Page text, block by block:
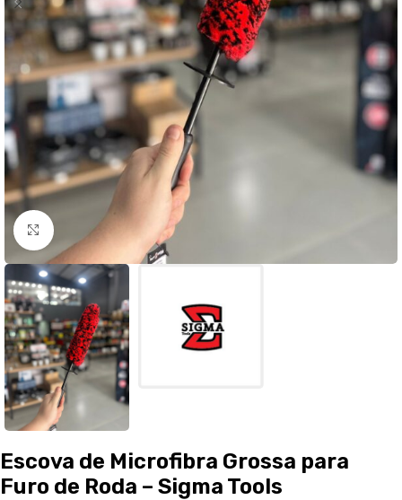
Clique para ampliar
Escova de Microfibra Grossa para
Furo de Roda – Sigma Tools